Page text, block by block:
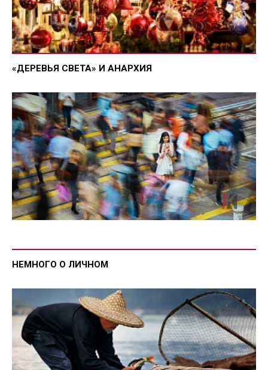
«ДЕРЕВЬЯ СВЕТА» И АНАРХИЯ
НЕМНОГО О ЛИЧНОМ